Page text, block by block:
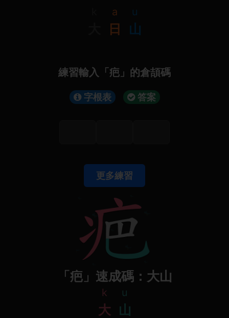
a
日
u
山
練習輸入「疤」的倉頡碼
字根表 答案
更多練習
「疤」速成碼：大山
k
大
u
山